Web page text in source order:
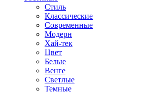
Стиль
Классические
Современные
Модерн
Хай-тек
Цвет
Белые
Венге
Светлые
Темные